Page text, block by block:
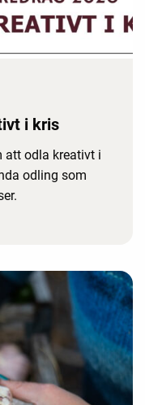
i kris
att odla kreativt i
odling som